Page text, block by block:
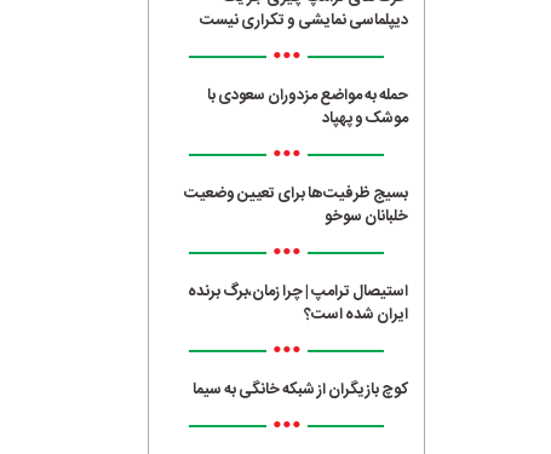
دیپلماسی نمایشی و تکراری نیست
•••
حمله به مواضع مزدوران سعودی با
موشک و پهپاد
•••
بسیج ظرفیت‌ها برای تعیین وضعیت
خلبانان سوخو
•••
استیصال ترامپ | چرا زمان،برگ برنده
ایران شده است؟
•••
کوچ بازیگران از شبکه خانگی به سیما
•••